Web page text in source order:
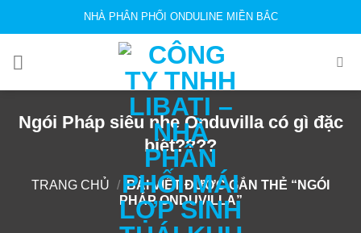
NHÀ PHÂN PHỐI ONDULINE MIỀN BẮC
Ngói Pháp siêu nhẹ Onduvilla có gì đặc
biệt????
TRANG CHỦ / BÀI VIẾT ĐƯỢC GẮN THẺ “NGÓI
PHÁP ONDUVILLA”